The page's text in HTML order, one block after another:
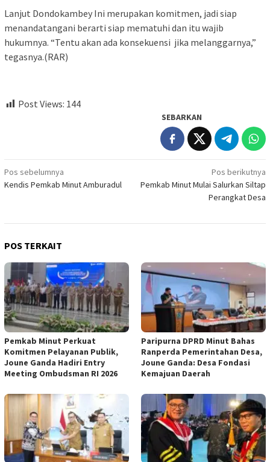
Lanjut Dondokambey Ini merupakan komitmen, jadi siap
menandatangani berarti siap mematuhi dan itu wajib
hukumnya. “Tentu akan ada konsekuensi jika melanggarnya,”
tegasnya.(RAR)
Post Views: 144
SEBARKAN
Navigasi
pos
Pos sebelumnya
Kendis Pemkab Minut Amburadul
Pos berikutnya
Pemkab Minut Mulai Salurkan Siltap
Perangkat Desa
POS TERKAIT
Pemkab Minut Perkuat
Komitmen Pelayanan Publik,
Joune Ganda Hadiri Entry
Meeting Ombudsman RI 2026
Paripurna DPRD Minut Bahas
Ranperda Pemerintahan Desa,
Joune Ganda: Desa Fondasi
Kemajuan Daerah